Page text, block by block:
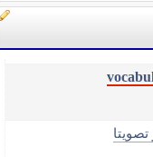
تصويتا